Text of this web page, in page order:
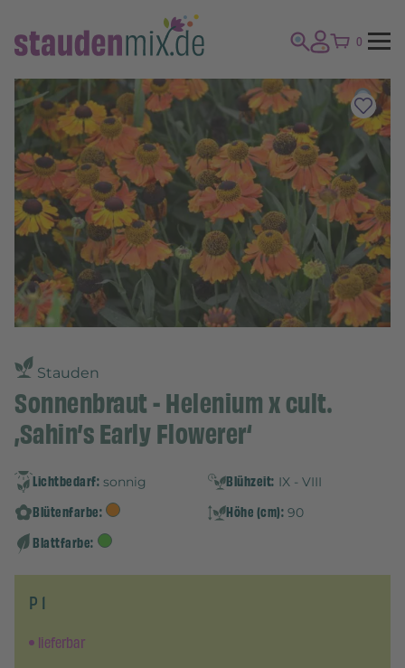
0
Stauden
Sonnenbraut - Helenium x cult.
‚Sahin’s Early Flowerer‘
Lichtbedarf: sonnig Blühzeit: IX - VIII
Blütenfarbe: Höhe (cm): 90
Blattfarbe:
P 1
lieferbar